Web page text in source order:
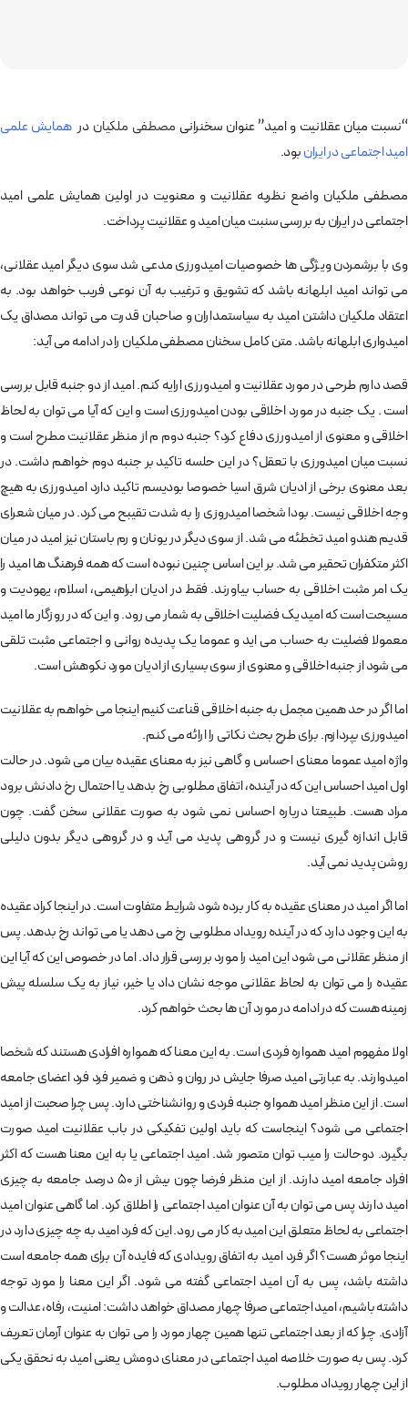
“نسبت میان عقلانیت و امید” عنوان سخنرانی مصطفی ملکیان درهمایش علمی
امید اجتماعی در ایرانبود.
مصطفی ملکیان واضع نظریه عقلانیت و معنویت در اولین همایش علمی امید
اجتماعی در ایران به بررسی سنبت میان امید و عقلانیت پرداخت.
وی با برشمردن ویژگی ها خصوصیات امیدورزی مدعی شد سوی دیگر امید عقلانی،
می تواند امید ابلهانه باشد که تشویق و ترغیب به آن نوعی فریب خواهد بود. به
اعتقاد ملکیان داشتن امید به سیاستمداران و صاحبان قدرت می تواند مصداق یک
امیدواری ابلهانه باشد. متن کامل سخنان مصطفی ملکیان را در ادامه می آید:
قصد دارم طرحی در مورد عقلانیت و امیدورزی ارایه کنم. امید از دو جنبه قابل بررسی
است . یک جنبه در مورد اخلاقی بودن امیدورزی است و این که آیا می توان به لحاظ
اخلاقی و معنوی از امیدورزی دفاع کرد؟ جنبه دوم م از منظر عقلانیت مطرح است و
نسبت میان امیدورزی با تعقل؟ در این حلسه تاکید بر جنبه دوم خواهم داشت. در
بعد معنوی برخی از ادیان شرق اسیا خصوصا بودیسم تاکید دارد امیدورزی به هیچ
وجه اخلاقی نیست. بودا شخصا امیدروزی را به شدت تقیبح می کرد. در میان شعرای
قدیم هندو امید تخطئه می شد. از سوی دیگر در یونان و رم باستان نیز امید در میان
اکثر متکفران تحقیر می شد. بر این اساس چنین نبوده است که همه فرهنگ ها امید را
یک امر مثبت اخلاقی به حساب بیاورند. فقط در ادیان ابراهیمی، اسلام، یهودیت و
مسیحت است که امید یک فضلیت اخلاقی به شمار می رود. و این که در روزگار ما امید
معمولا فضلیت به حساب می اید و عموما یک پدیده روانی و اجتماعی مثبت تلقی
می شود از جنبه اخلاقی و معنوی از سوی بسیاری از ادیان مورد نکوهش است.
اما اگر در حد همین مجمل به جنبه اخلاقی قناعت کنیم اینجا می خواهم به عقلانیت
امیدورزی بپردازم. برای طرح بحث نکاتی را ارائه می کنم.
واژه امید عموما معنای احساس و گاهی نیز به معنای عقیده بیان می شود. در حالت
اول امید احساس این که در آینده، اتفاق مطلوبی رخ بدهد یا احتمال رخ دادنش برود
مراد هست. طبیعتا درباره احساس نمی شود به صورت عقلانی سخن گفت. چون
قابل اندازه گیری نیست و در گروهی پدید می آید و در گروهی دیگر بدون دلیلی
روشن پدید نمی آید.
اما اگر امید در معنای عقیده به کار برده شود شرایط متفاوت است. در اینجا کراد عقیده
به این وجود دارد که در آینده رویداد مطلوبی رخ می دهد یا می تواند رخ بدهد. پس
از منظر عقلانی می شود این امید را مورد بررسی قرار داد. اما در خصوص این که آیا این
عقیده را می توان به لحاظ عقلانی موجه نشان داد یا خیر، نیاز به یک سلسله پیش
زمینه هست که در ادامه در مورد آن ها بحث خواهم کرد.
اولا مفهوم امید همواره فردی است. به این معنا که همواره افرادی هستند که شخصا
امیدوارند. به عبارتی امید صرفا جایش در روان و ذهن و ضمیر فرد فرد اعضای جامعه
است. از این منظر امید همواره جنبه فردی و روانشناختی دارد. پس چرا صحبت از امید
اجتماعی می شود؟ اینجاست که باید اولین تفکیکی در باب عقلانیت امید صورت
بگیرد. دوحالت را میب توان متصور شد. امید اجتماعی یا به این معنا هست که اکثر
افراد جامعه امید دارند. از این منظر فرضا چون بیش از 50 درصد جامعه به چیزی
امید دارند پس می توان به آن عنوان امید اجتماعی را اطلاق کرد. اما گاهی عنوان امید
اجتماعی به لحاظ متعلق این امید به کار می رود. این که فرد امید به چه چیزی دارد در
اینجا موثر هست؟ اگر فرد امید به اتفاق رویدادی که فایده آن برای همه جامعه است
داشته باشد، پس به آن امید اجتماعی گفته می شود. اگر این معنا را مورد توجه
داشته باشیم، امید اجتماعی صرفا چهار مصداق خواهد داشت: امنیت، رفاه، عدالت و
آزادی. چرا که از بعد اجتماعی تنها همین چهار مورد را می توان به عنوان آرمان تعریف
کرد. پس به صورت خلاصه امید اجتماعی در معنای دومش یعنی امید به نحقق یکی
از این چهار رویداد مطلوب.